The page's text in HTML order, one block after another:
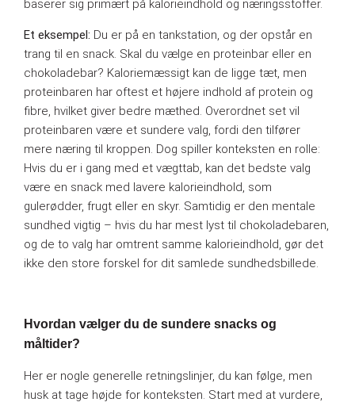
baserer sig primært på kalorieindhold og næringsstoffer.
Et eksempel: Du er på en tankstation, og der opstår en
trang til en snack. Skal du vælge en proteinbar eller en
chokoladebar? Kaloriemæssigt kan de ligge tæt, men
proteinbaren har oftest et højere indhold af protein og
fibre, hvilket giver bedre mæthed. Overordnet set vil
proteinbaren være et sundere valg, fordi den tilfører
mere næring til kroppen. Dog spiller konteksten en rolle:
Hvis du er i gang med et vægttab, kan det bedste valg
være en snack med lavere kalorieindhold, som
gulerødder, frugt eller en skyr. Samtidig er den mentale
sundhed vigtig – hvis du har mest lyst til chokoladebaren,
og de to valg har omtrent samme kalorieindhold, gør det
ikke den store forskel for dit samlede sundhedsbillede.
Hvordan vælger du de sundere snacks og
måltider?
Her er nogle generelle retningslinjer, du kan følge, men
husk at tage højde for konteksten. Start med at vurdere,